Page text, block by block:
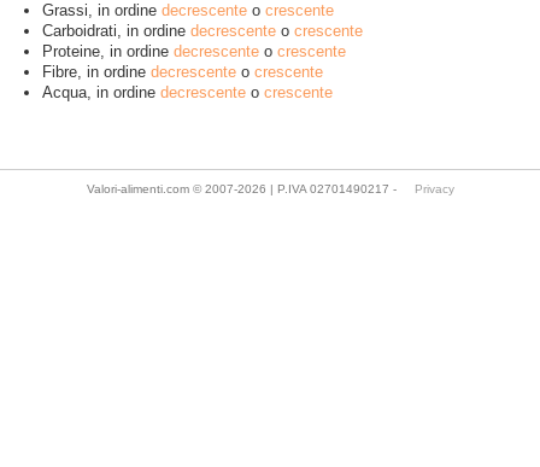
Grassi, in ordine decrescente o crescente
Carboidrati, in ordine decrescente o crescente
Proteine, in ordine decrescente o crescente
Fibre, in ordine decrescente o crescente
Acqua, in ordine decrescente o crescente
Valori-alimenti.com © 2007-2026 | P.IVA 02701490217 - Privacy